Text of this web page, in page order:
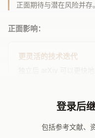
正面期待与潜在风险并存。
正面影响：
更灵活的技术迭代
更广泛的资金来源
登录后
包括参考文献、